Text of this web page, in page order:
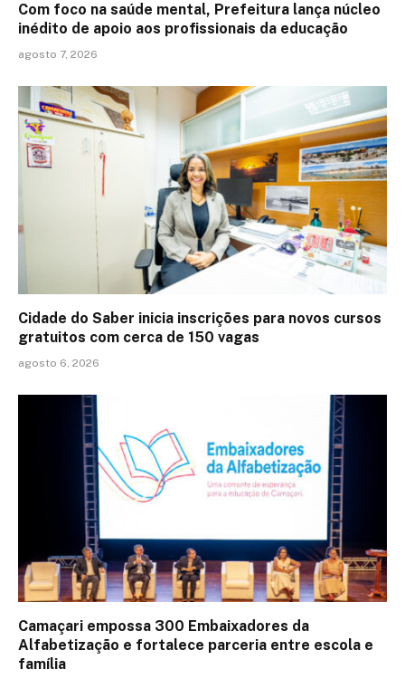
Com foco na saúde mental, Prefeitura lança núcleo
inédito de apoio aos profissionais da educação
agosto 7, 2026
Cidade do Saber inicia inscrições para novos cursos
gratuitos com cerca de 150 vagas
agosto 6, 2026
Camaçari empossa 300 Embaixadores da
Alfabetização e fortalece parceria entre escola e
família